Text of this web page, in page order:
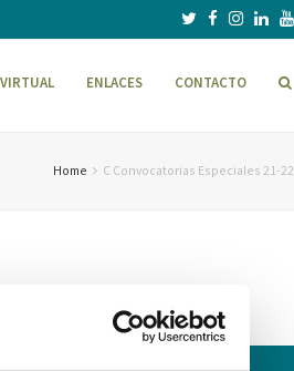
ENLACES CONTACTO
Home C Convocatorias Especiales 21-22